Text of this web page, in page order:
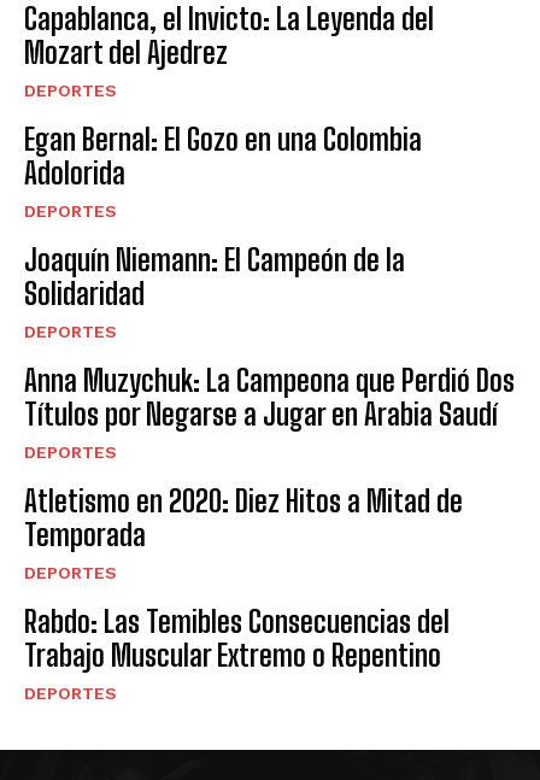
Capablanca, el Invicto: La Leyenda del
Mozart del Ajedrez
DEPORTES
Egan Bernal: El Gozo en una Colombia
Adolorida
DEPORTES
Joaquín Niemann: El Campeón de la
Solidaridad
DEPORTES
Anna Muzychuk: La Campeona que Perdió Dos
Títulos por Negarse a Jugar en Arabia Saudí
DEPORTES
Atletismo en 2020: Diez Hitos a Mitad de
Temporada
DEPORTES
Rabdo: Las Temibles Consecuencias del
Trabajo Muscular Extremo o Repentino
DEPORTES